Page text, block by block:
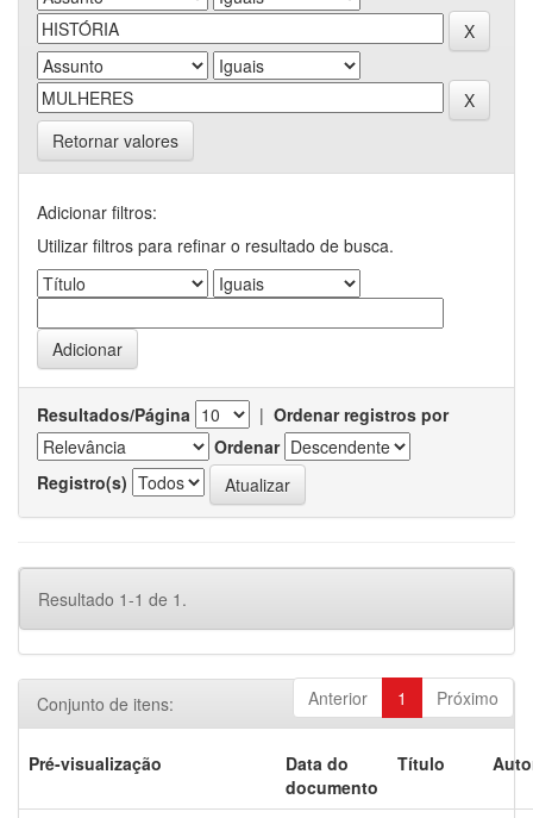
Retornar valores
Adicionar filtros:
Utilizar filtros para refinar o resultado de busca.
Resultados/Página | Ordenar registros por
Ordenar
Registro(s)
Resultado 1-1 de 1.
Anterior 1 Próximo
Conjunto de itens:
Pré-visualização
Data do
documento
Título